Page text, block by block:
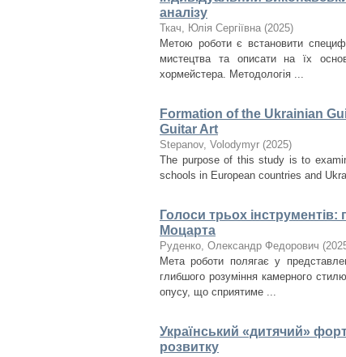
аналізу
Ткач, Юлія Сергіївна (2025)
Метою роботи є встановити
мистецтва та описати на їх
хормейстера. Методологія ...
Formation of the Ukrainian
Guitar Art
Stepanov, Volodymyr (2025)
The purpose of this study is to
schools in European countries and
Голоси трьох
Моцарта
Руденко, Олександр Федорович (
Мета роботи полягає у
глибшого розуміння камерного
опусу, що сприятиме ...
Український «дитячий»
розвитку